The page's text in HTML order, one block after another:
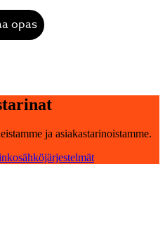
opas
ja asiakastarinoistamme.